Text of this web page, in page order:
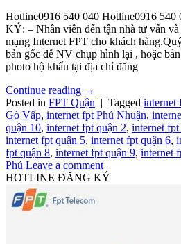
Hotline0916 540 040 Hotline0916
KÝ: – Nhân viên đến tận nhà tư vấn
mạng Internet FPT cho khách
bản gốc để NV chụp hình lại , hoặc
photo hộ khẩu tại địa chỉ đăng
Continue reading →
Posted in FPT Quận | Tagged internet
Gò Vấp, internet fpt Phú Nhuận,
quận 10, internet fpt quận 2, internet fpt
internet fpt quận 5, internet fpt quận 6,
fpt quận 8, internet fpt quận 9, internet
Phú Leave a comment
HOTLINE ĐĂNG KÝ